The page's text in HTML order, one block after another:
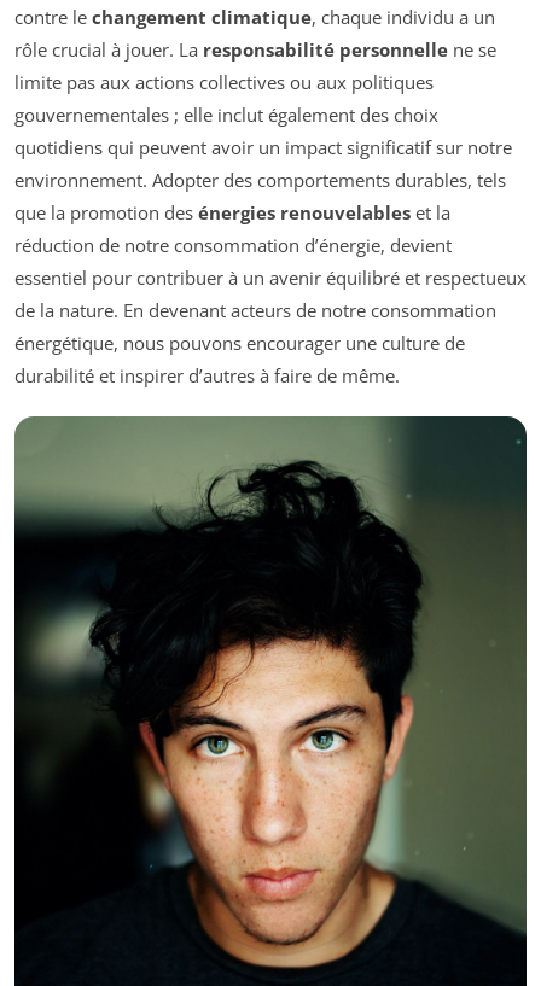
contre le changement climatique, chaque individu a un
rôle crucial à jouer. La responsabilité personnelle ne se
limite pas aux actions collectives ou aux politiques
gouvernementales ; elle inclut également des choix
quotidiens qui peuvent avoir un impact significatif sur notre
environnement. Adopter des comportements durables, tels
que la promotion des énergies renouvelables et la
réduction de notre consommation d’énergie, devient
essentiel pour contribuer à un avenir équilibré et respectueux
de la nature. En devenant acteurs de notre consommation
énergétique, nous pouvons encourager une culture de
durabilité et inspirer d’autres à faire de même.